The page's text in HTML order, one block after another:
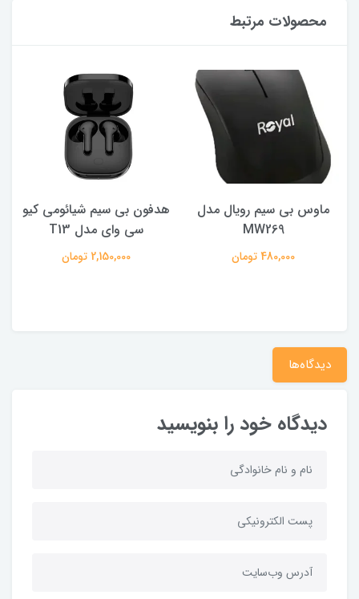
محصولات مرتبط
ماوس بی سیم رویال مدل
MW269
480,000 تومان
هدفون بی سیم شیائومی کیو
سی وای مدل T13
2,150,000 تومان
دیدگاه‌ها
دیدگاه خود را بنویسید